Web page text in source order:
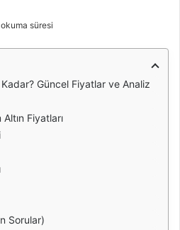
süresi
Kadar? Güncel Fiyatlar ve Analiz
Altın Fiyatları
Sorular)